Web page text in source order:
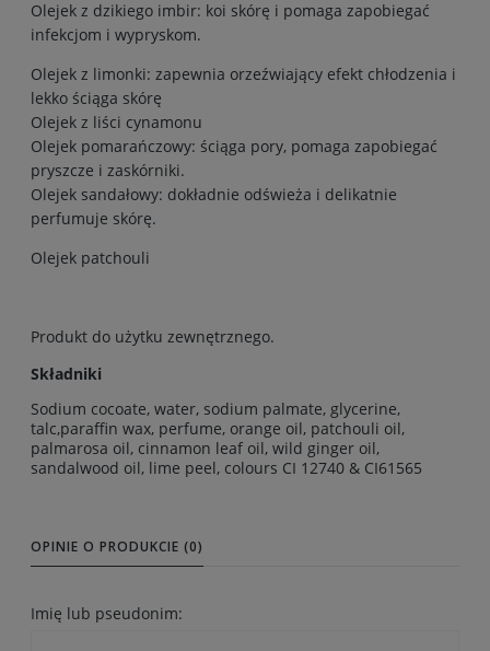
Olejek z dzikiego imbir: koi skórę i pomaga zapobiegać
infekcjom i wypryskom.
Olejek z limonki: zapewnia orzeźwiający efekt chłodzenia i
lekko ściąga skórę
Olejek z liści cynamonu
Olejek pomarańczowy: ściąga pory, pomaga zapobiegać
pryszcze i zaskórniki.
Olejek sandałowy: dokładnie odświeża i delikatnie
perfumuje skórę.
Olejek patchouli
Produkt do użytku zewnętrznego.
Składniki
Sodium cocoate, water, sodium palmate, glycerine,
talc,paraffin wax, perfume, orange oil, patchouli oil,
palmarosa oil, cinnamon leaf oil, wild ginger oil,
sandalwood oil, lime peel, colours CI 12740 & CI61565
OPINIE O PRODUKCIE (0)
Imię lub pseudonim: